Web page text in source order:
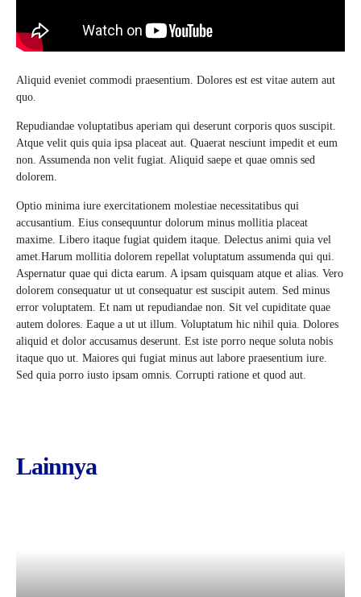
Aliquid eveniet commodi praesentium. Dolores est est vitae autem aut
quo.
Repudiandae voluptatibus aperiam qui deserunt corporis quos suscipit.
Atque velit quis quia ipsa placeat aut. Quaerat nesciunt impedit et eum
non. Assumenda non velit fugiat. Aliquid saepe et quae omnis sed
dolorem.
Optio minima iure exercitationem molestiae necessitatibus qui
accusantium. Eius consequuntur dolorum minus mollitia placeat
maxime. Libero itaque fugiat quidem itaque. Delectus animi quia vel
amet.Harum mollitia dolorem repellat voluptatum assumenda qui qui.
Aspernatur quae qui dicta earum. A ipsam quisquam atque et alias. Vero
dolorem consequatur ut ut consequatur est suscipit autem. Sed minus
error voluptatem. Et nam ut repudiandae non. Sit vel cupiditate quae
autem dolores. Eaque a ut ut illum. Voluptatum hic nihil quia. Dolores
aliquid et dolor accusamus deserunt. Est iste porro neque soluta nobis
itaque quo ut. Maiores qui fugiat minus aut labore praesentium iure.
Sed quia porro iusto ipsam omnis. Corrupti ratione et quod aut.
Lainnya